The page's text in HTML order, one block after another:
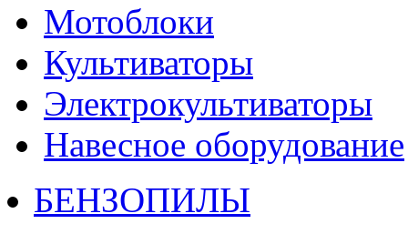
Мотоблоки
Культиваторы
Электрокультиваторы
Навесное оборудование
БЕНЗОПИЛЫ